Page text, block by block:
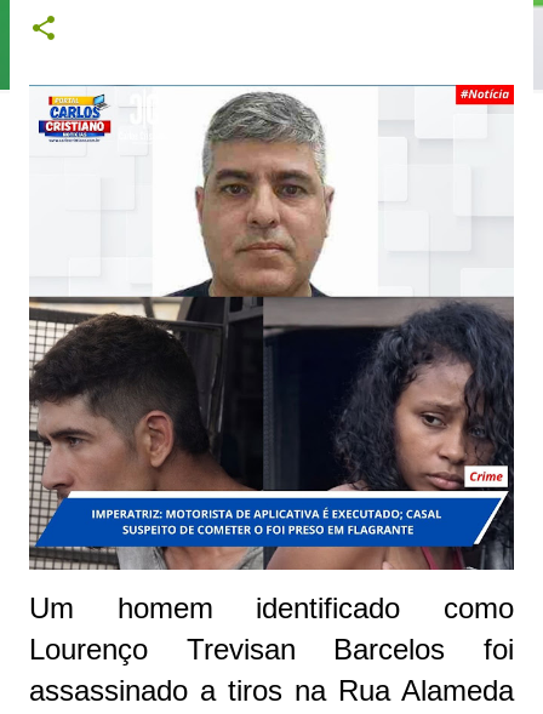
Um homem identificado como
Lourenço Trevisan Barcelos foi
assassinado a tiros na Rua Alameda